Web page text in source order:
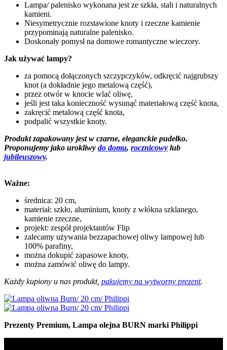
Lampa/ palenisko wykonana jest ze szkła, stali i naturalnych
kamieni.
Niesymetrycznie rozstawione knoty i rzeczne kamienie
przypominają naturalne palenisko.
Doskonały pomysł na domowe romantyczne wieczory.
Jak używać lampy?
za pomocą dołączonych szczypczyków, odkręcić najgrubszy
knot (a dokładnie jego metalową część),
przez otwór w knocie wlać oliwę,
jeśli jest taka konieczność wysunąć materiałową część knota,
zakręcić metalową część knota,
podpalić wszystkie knoty.
Produkt zapakowany jest w czarne, eleganckie pudełko.
Proponujemy jako urokliwy do domu, rocznicowy lub
jubileuszowy.
Ważne:
średnica: 20 cm,
materiał: szkło, aluminium, knoty z włókna szklanego,
kamienie rzeczne,
projekt: zespół projektantów Flip
zalecamy używania bezzapachowej oliwy lampowej lub
100% parafiny,
można dokupić zapasowe knoty,
można zamówić oliwę do lampy.
Każdy kupiony u nas produkt, pakujemy na wytworny prezent.
Prezenty Premium, Lampa olejna BURN marki Philippi